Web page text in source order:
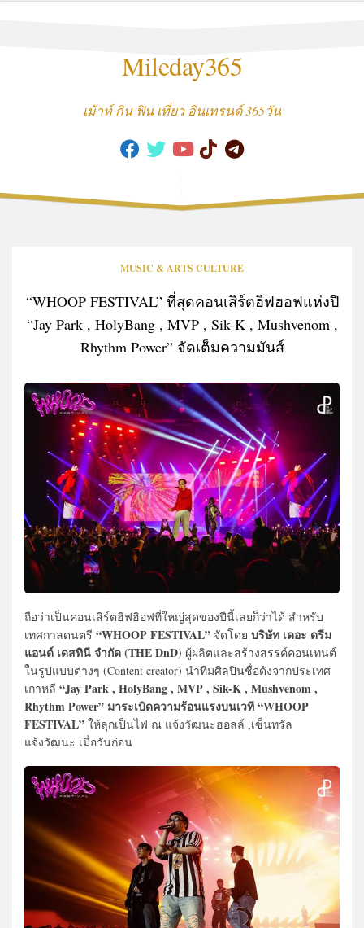
Mileday365
เม้าท์ กิน ฟิน เที่ยว อินเทรนด์ 365วัน
MUSIC & ARTS CULTURE
“WHOOP FESTIVAL” ที่สุดคอนเสิร์ตฮิฟฮอฟแห่งปี
“Jay Park , HolyBang , MVP , Sik-K , Mushvenom ,
Rhythm Power” จัดเต็มความมันส์
ถือว่าเป็นคอนเสิร์ตฮิฟฮิอฟที่ใหญ่สุดของปีนี้เลยก็ว่าได้ สำหรับ
เทศกาลดนตรี “WHOOP FESTIVAL” จัดโดย บริษัท เดอะ ดรีม
แอนด์ เดสทินี จำกัด (THE DnD) ผู้ผลิตและสร้างสรรค์คอนเทนต์
ในรูปแบบต่างๆ (Content creator) นำทีมศิลปินชื่อดังจากประเทศ
เกาหลี “Jay Park , HolyBang , MVP , Sik-K , Mushvenom ,
Rhythm Power” มาระเบิดความร้อนแรงบนเวที “WHOOP
FESTIVAL” ให้ลุกเป็นไฟ ณ แจ้งวัฒนะฮอลล์ ,เซ็นทรัล
แจ้งวัฒนะ เมื่อวันก่อน